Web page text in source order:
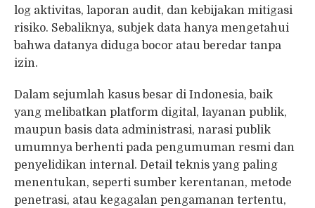
log aktivitas, laporan audit, dan kebijakan mitigasi
risiko. Sebaliknya, subjek data hanya mengetahui
bahwa datanya diduga bocor atau beredar tanpa
izin.
Dalam sejumlah kasus besar di Indonesia, baik
yang melibatkan platform digital, layanan publik,
maupun basis data administrasi, narasi publik
umumnya berhenti pada pengumuman resmi dan
penyelidikan internal. Detail teknis yang paling
menentukan, seperti sumber kerentanan, metode
penetrasi, atau kegagalan pengamanan tertentu,